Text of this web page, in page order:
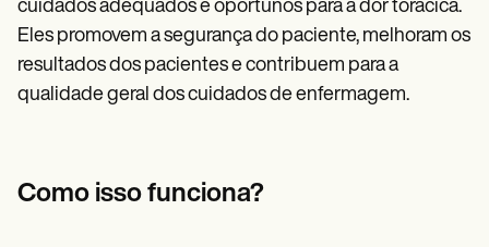
cuidados adequados e oportunos para a dor torácica.
Eles promovem a segurança do paciente, melhoram os
resultados dos pacientes e contribuem para a
qualidade geral dos cuidados de enfermagem.
Como isso funciona?